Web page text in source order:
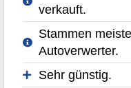
verkauft.
Stammen
Autoverwerter.
Sehr günstig.